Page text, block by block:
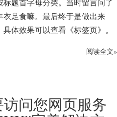
题首字母分类。当时留言问了
足食嘛。最后终于是做出来
体效果可以查看《标签页》。
阅读全文»
访问您网页服务